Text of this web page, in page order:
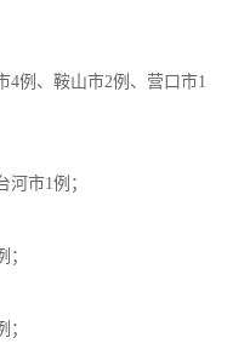
4例、鞍山市2例、营口市1
市1例；